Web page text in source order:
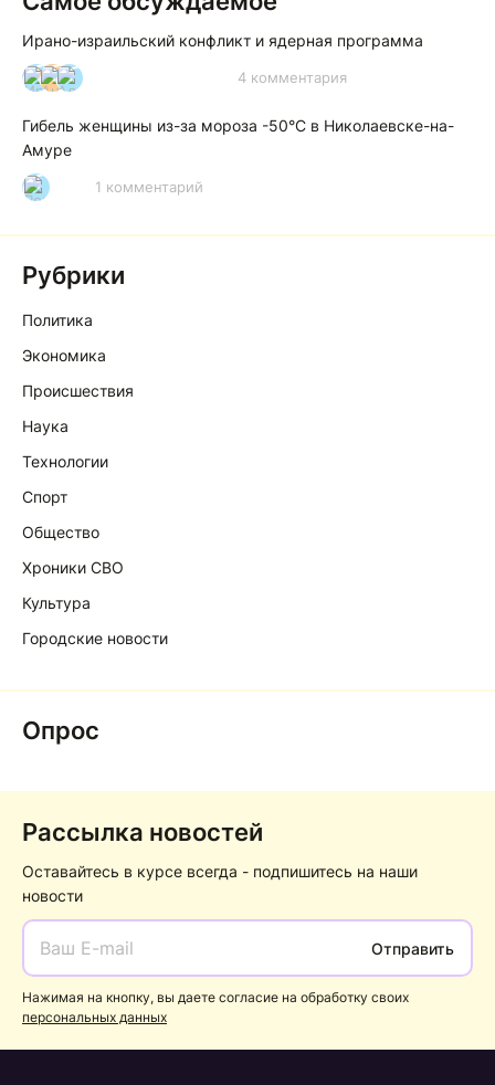
Ирано-израильский конфликт и ядерная программа
И А А 4 комментария
Гибель женщины из-за мороза -50°C в Николаевске-на-
Амуре
Р 1 комментарий
Рубрики
Политика
Экономика
Происшествия
Наука
Технологии
Спорт
Общество
Хроники СВО
Культура
Городские новости
Опрос
Рассылка новостей
Оставайтесь в курсе всегда - подпишитесь на наши
новости
Отправить
Нажимая на кнопку, вы даете согласие на обработку своих
персональных данных